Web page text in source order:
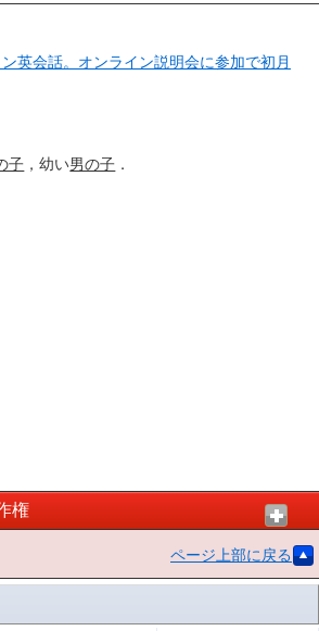
英会話。オンライン説明会に参加で初月
子 ，幼い男の子 ．
権
ページ上部に戻る